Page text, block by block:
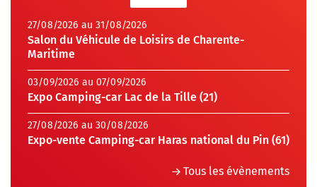
27/08/2026 au 31/08/2026
Salon du Véhicule de Loisirs de Charente-
Maritime
03/09/2026 au 07/09/2026
Expo Camping-car Lac de la Tille (21)
27/08/2026 au 30/08/2026
Expo-vente Camping-car Haras national du Pin (61)
Tous les évènements